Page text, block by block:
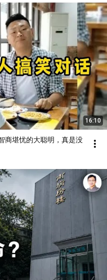
16:10
商堪忧的大聪明，真是没